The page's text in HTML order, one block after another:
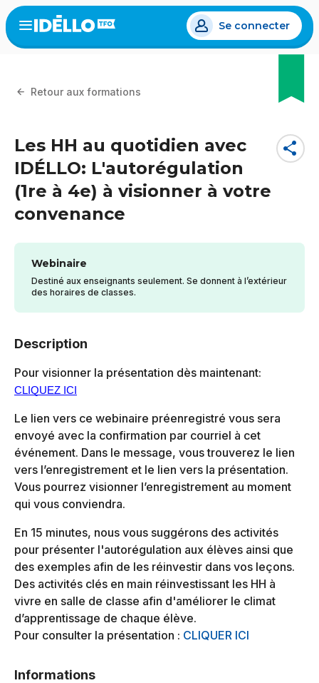
Aller
au
contenu
Open
menu
Se connecter
Retour aux formations
Les HH au quotidien avec
IDÉLLO: L'autorégulation
(1re à 4e) à visionner à votre
convenance
share
Webinaire
Destiné aux enseignants seulement. Se donnent à l’extérieur
des horaires de classes.
Description
Pour visionner la présentation dès maintenant:
CLIQUEZ ICI
Le lien vers ce webinaire préenregistré vous sera
envoyé avec la confirmation par courriel à cet
événement. Dans le message, vous trouverez le lien
vers l’enregistrement et le lien vers la présentation.
Vous pourrez visionner l’enregistrement au moment
qui vous conviendra.
En 15 minutes, nous vous suggérons des activités
pour présenter l'autorégulation aux élèves ainsi que
des exemples afin de les réinvestir dans vos leçons.
Des activités clés en main réinvestissant les HH à
vivre en salle de classe afin d'améliorer le climat
d’apprentissage de chaque élève.
Pour consulter la présentation : CLIQUER ICI
Informations